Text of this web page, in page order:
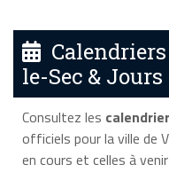
le-Sec &
Consultez les
officiels pour la ville de
en cours et celles à